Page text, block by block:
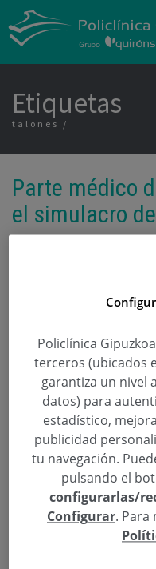
Etiquetas
talones
Parte médico
el simulacro
Sufre fracturas en el
talones. No se
recuperación.
Continuar leyendo
Policlínica
terceros (ubicados
garantiza un nivel
datos) para
estadístico,
publicidad
tu navegación.
pulsando el
configurarlas/
Configurar. Para